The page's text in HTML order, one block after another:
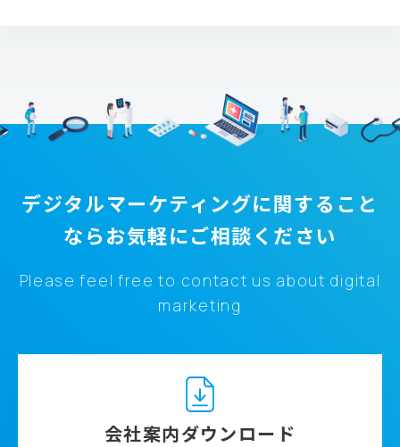
デジタルマーケティングに関すること
ならお気軽にご相談ください
Please feel free to contact us about digital
marketing
会社案内ダウンロード